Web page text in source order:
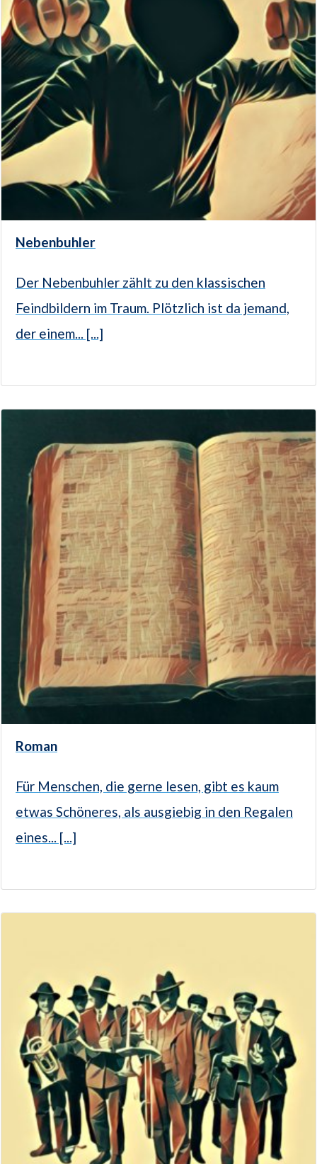
Nebenbuhler
Der Nebenbuhler zählt zu den klassischen
Feindbildern im Traum. Plötzlich ist da jemand,
der einem... [...]
Roman
Für Menschen, die gerne lesen, gibt es kaum
etwas Schöneres, als ausgiebig in den Regalen
eines... [...]